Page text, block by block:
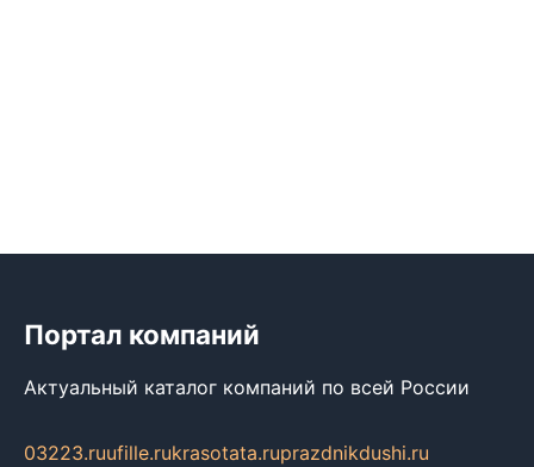
Портал компаний
Актуальный каталог компаний по всей России
03223.ruufille.rukrasotata.ruprazdnikdushi.ru